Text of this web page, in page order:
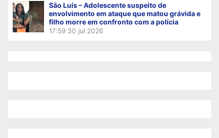
São Luís – Adolescente suspeito de
envolvimento em ataque que matou grávida e
filho morre em confronto com a polícia
17:59 30 jul 2026